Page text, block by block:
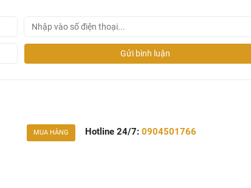
Gửi bình luận
MUA HÀNG Hotline 24/7:0904501766